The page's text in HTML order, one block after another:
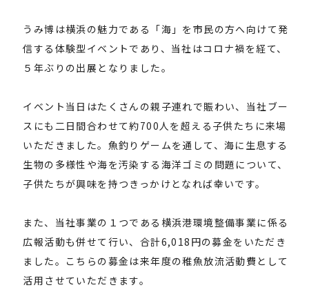
うみ博は横浜の魅力である「海」を市民の方へ向けて発
信する体験型イベントであり、当社はコロナ禍を経て、
５年ぶりの出展となりました。
イベント当日はたくさんの親子連れで賑わい、当社ブー
スにも二日間合わせて約700人を超える子供たちに来場
いただきました。魚釣りゲームを通して、海に生息する
生物の多様性や海を汚染する海洋ゴミの問題について、
子供たちが興味を持つきっかけとなれば幸いです。
また、当社事業の１つである横浜港環境整備事業に係る
広報活動も併せて行い、合計6,018円の募金をいただき
ました。こちらの募金は来年度の稚魚放流活動費として
活用させていただきます。